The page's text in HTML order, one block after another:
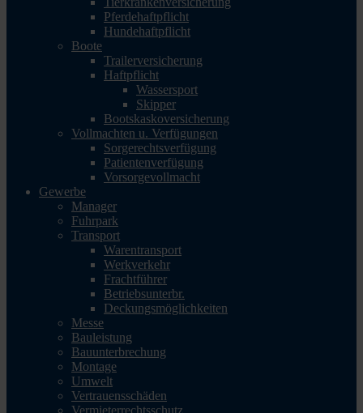
Pferdehaftpflicht
Hundehaftpflicht
Boote
Trailerversicherung
Haftpflicht
Wassersport
Skipper
Bootskaskoversicherung
Vollmachten u. Verfügungen
Sorgerechtsverfügung
Patientenverfügung
Vorsorgevollmacht
Gewerbe
Manager
Fuhrpark
Transport
Warentransport
Werkverkehr
Frachtführer
Betriebsunterbr.
Deckungsmöglichkeiten
Messe
Bauleistung
Bauunterbrechung
Montage
Umwelt
Vertrauensschäden